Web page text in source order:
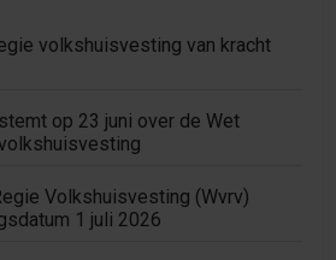
volkshuisvesting van kracht
op 23 juni over de Wet
Volkshuisvesting (Wvrv)
1 juli 2026